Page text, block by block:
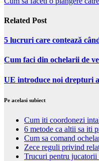
Related Post
5 lucruri care contează
Cum faci din ochelarii de
UE introduce noi drepturi
Pe acelasi subiect
Cum iti coordonezi
6 metode ca altii sa iti
Cum sa comand
Zece reguli privind
Trucuri pentru jucatorii